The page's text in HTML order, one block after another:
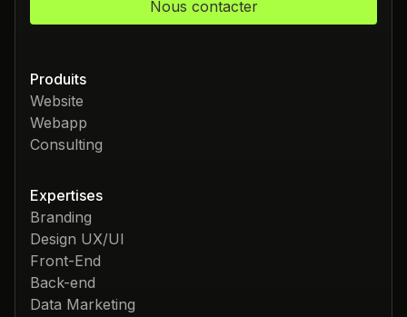
Nous contacter
Produits
Website
Webapp
Consulting
Expertises
Branding
Design UX/UI
Front-End
Back-end
Data Marketing